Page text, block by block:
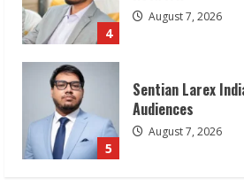
5
Audiences
August 7, 2026